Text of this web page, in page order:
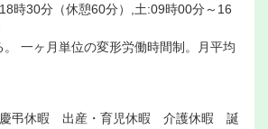
時30分（休憩60分）,土:09時00分～16
一ヶ月単位の変形労働時間制。月平均
弔休暇 出産・育児休暇 介護休暇 誕